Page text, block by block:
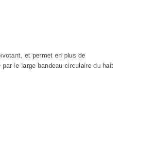
et permet en plus de
le large bandeau circulaire du hait